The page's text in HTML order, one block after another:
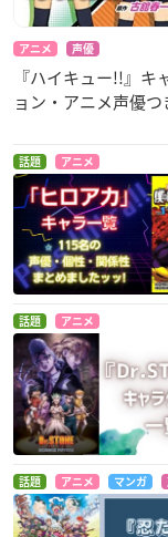
アニメ 声優
『ハイキュー!!』
ョン・アニメ声優
話題 アニメ
話題 アニメ
話題 アニメ マンガ